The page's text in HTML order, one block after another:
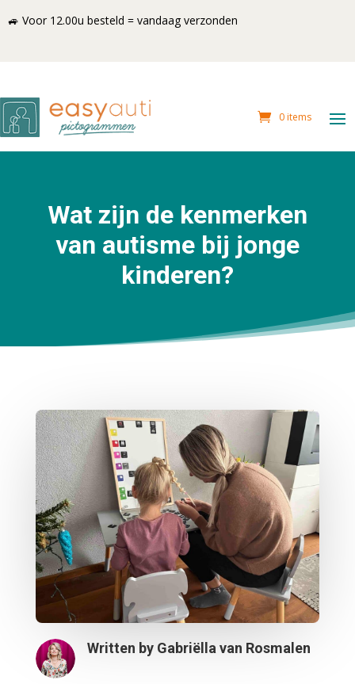
🚙 Voor 12.00u besteld = vandaag verzonden
0 items
Wat zijn de kenmerken
van autisme bij jonge
kinderen?
Written by Gabriëlla van Rosmalen